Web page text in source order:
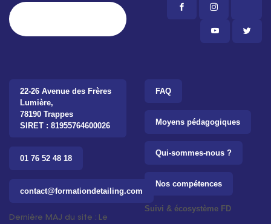
22-26 Avenue des Frères
Lumière,
78190 Trappes
SIRET : 81955764600026
01 76 52 48 18
contact@formationdetailing.com
Dernière MAJ du site : Le
FAQ
Moyens pédagogiques
Qui-sommes-nous ?
Nos compétences
Suivi & écosystème FD